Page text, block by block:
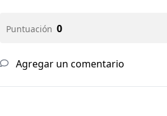
Puntuación 0
Agregar un comentario